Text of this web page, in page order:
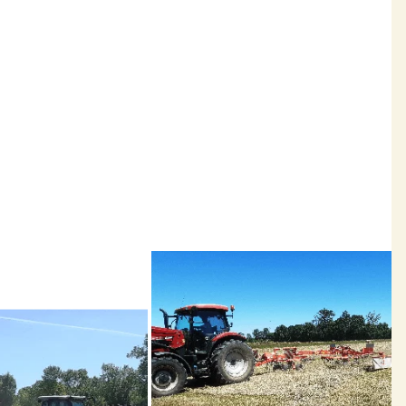
et des croisés Rouge de l’Ouest x Lacaune viande x
de la Communauté des Communes de l’Estuaire.